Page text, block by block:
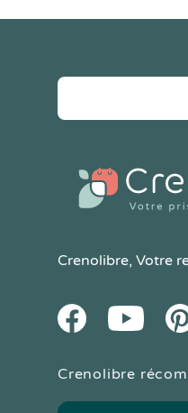
Crenolibre, Votre
FacebookYoutube
Crenolibre